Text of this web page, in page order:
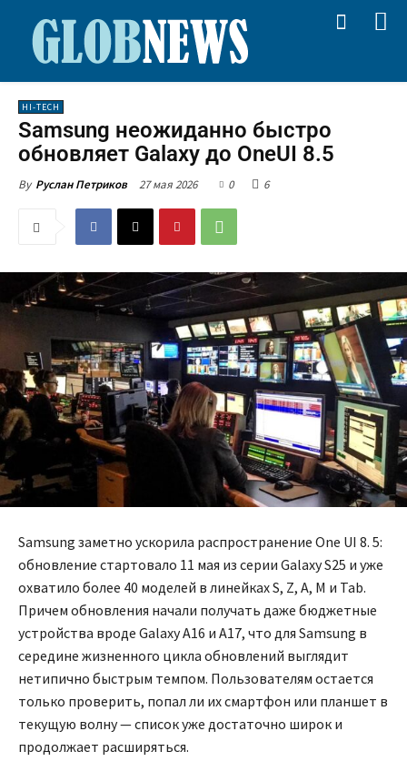
HI-TECH
Samsung неожиданно быстро
обновляет Galaxy до OneUI 8.5
By Руслан Петриков 27 мая 2026 0 6
Samsung заметно ускорила распространение One UI 8. 5:
обновление стартовало 11 мая из серии Galaxy S25 и уже
охватило более 40 моделей в линейках S, Z, A, M и Tab.
Причем обновления начали получать даже бюджетные
устройства вроде Galaxy A16 и A17, что для Samsung в
середине жизненного цикла обновлений выглядит
нетипично быстрым темпом. Пользователям остается
только проверить, попал ли их смартфон или планшет в
текущую волну — список уже достаточно широк и
продолжает расширяться.